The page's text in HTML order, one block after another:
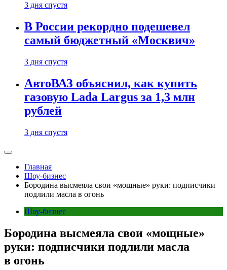
3 дня спустя
В России рекордно подешевел
самый бюджетный «Москвич»
3 дня спустя
АвтоВАЗ объяснил, как купить
газовую Lada Largus за 1,3 млн
рублей
3 дня спустя
Главная
Шоу-бизнес
Бородина высмеяла свои «мощные» руки: подписчики
подлили масла в огонь
Шоу-бизнес
Бородина высмеяла свои «мощные»
руки: подписчики подлили масла
в огонь